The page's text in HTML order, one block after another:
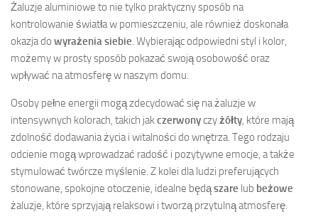
Żaluzje aluminiowe to nie tylko praktyczny sposób na
kontrolowanie światła w pomieszczeniu, ale również doskonała
okazja do wyrażenia siebie. Wybierając odpowiedni styl i kolor,
możemy w prosty sposób pokazać swoją osobowość oraz
wpływać na atmosferę w naszym domu.
Osoby pełne energii mogą zdecydować się na żaluzje w
intensywnych kolorach, takich jakczerwonyczyżółty, które mają
zdolność dodawania życia i witalności do wnętrza. Tego rodzaju
odcienie mogą wprowadzać radość i pozytywne emocje, a także
stymulować twórcze myślenie. Z kolei dla ludzi preferujących
stonowane, spokojne otoczenie, idealne będąszare lub beżowe
żaluzje, które sprzyjają relaksowi i tworzą przytulną atmosferę.